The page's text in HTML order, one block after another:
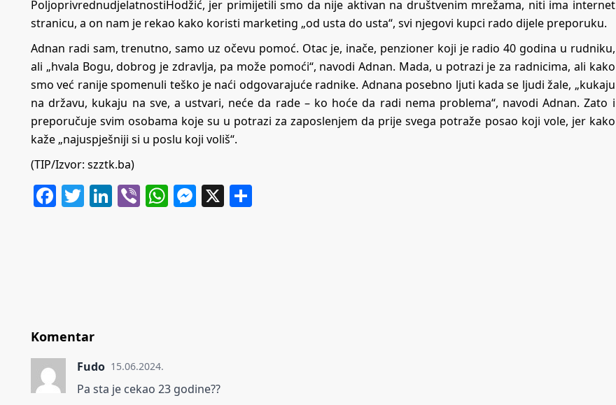
PoljoprivrednudjelatnostiHodžić, jer primijetili smo da nije aktivan na društvenim mrežama, niti ima internet
stranicu, a on nam je rekao kako koristi marketing „od usta do usta“, svi njegovi kupci rado dijele preporuku.
Adnan radi sam, trenutno, samo uz očevu pomoć. Otac je, inače, penzioner koji je radio 40 godina u rudniku,
ali „hvala Bogu, dobrog je zdravlja, pa može pomoći“, navodi Adnan. Mada, u potrazi je za radnicima, ali kako
smo već ranije spomenuli teško je naći odgovarajuće radnike. Adnana posebno ljuti kada se ljudi žale, „kukaju
na državu, kukaju na sve, a ustvari, neće da rade – ko hoće da radi nema problema“, navodi Adnan. Zato i
preporučuje svim osobama koje su u potrazi za zaposlenjem da prije svega potraže posao koji vole, jer kako
kaže „najuspješniji si u poslu koji voliš“.
(TIP/Izvor: szztk.ba)
Facebook
Twitter
LinkedIn
ViberWhatsApp
Messenger
X
Komentar
Fudo 15.06.2024.
Pa sta je cekao 23 godine??